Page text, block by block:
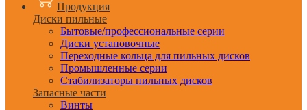
Продукция
Диски пильные
Бытовые/профессиональные серии
Диски установочные
Переходные кольца для пильных дисков
Промышленные серии
Стабилизаторы пильных дисков
Запасные части
Винты